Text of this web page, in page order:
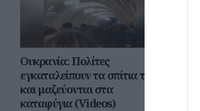
Ουκρανία: Πολίτες
εγκαταλείπουν τα σπίτια τους
και μαζεύονται στα
καταφύγια (Videos)